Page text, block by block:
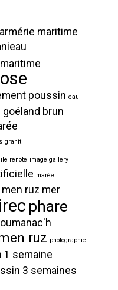
armérie maritime
poussin eau
goéland brun
granit
ile renote image gallery
marée
men ruz mer
phare
ruz photographie
1 semaine
3 semaines